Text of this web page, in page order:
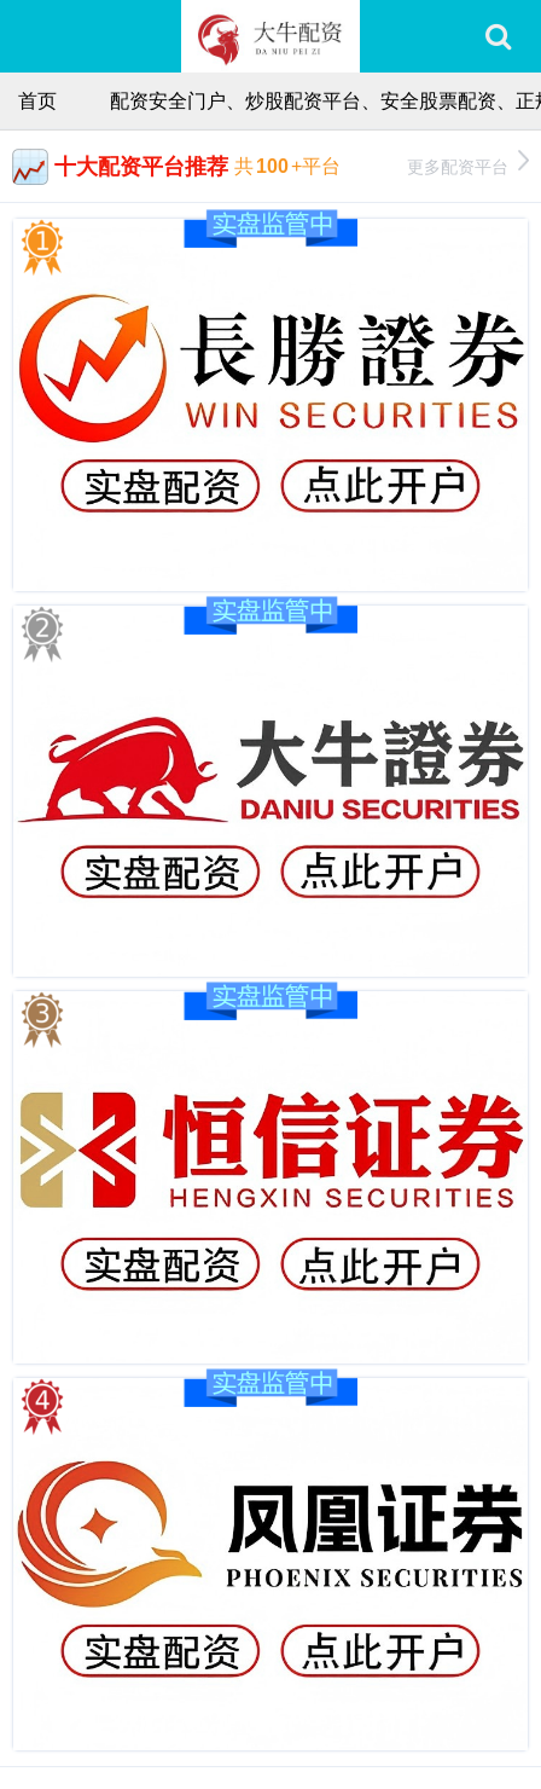
首页 配资安全门户、炒股配资平台、安全股票配资、
十大配资平台推荐 共100+平台 更多配资平台